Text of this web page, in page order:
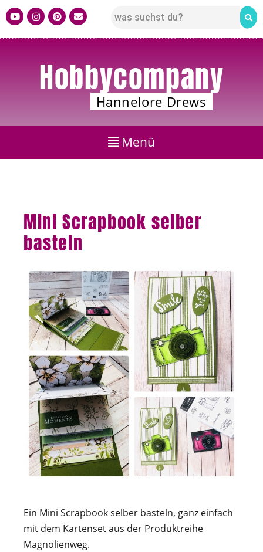
Hobbycompany
Hannelore Drews
Mini Scrapbook selber
basteln
Ein Mini Scrapbook selber basteln, ganz einfach
mit dem Kartenset aus der Produktreihe
Magnolienweg.